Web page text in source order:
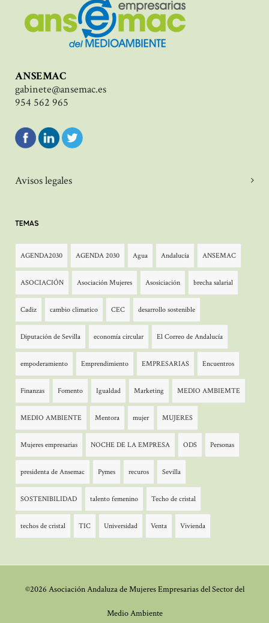
ANSEMAC
gabinete@ansemac.es
954 562 965
Avisos legales
TEMAS
AGENDA2030 AGENDA 2030 Agua Andalucía ANSEMAC
ASOCIACIÓN Asociación Mujeres Asosiciación brecha salarial
Cadiz cambio climatico CEC desarrollo sostenible
Diputación de Sevilla economía circular El Correo de Andalucía
empoderamiento Emprendimiento EMPRESARIAS Encuentros
Finanzas Fomento Igualdad Marketing MEDIO AMBIEMTE
MEDIO AMBIENTE Mentora mujer MUJERES
Mujeres empresarias NOCHE DE LA EMPRESA ODS Personas
presidenta de Ansemac Pymes recuros Sevilla
SOSTENIBILIDAD talento femenino Techo de cristal
techos de cristal TIC Universidad Venta Vivienda
©2026 Asociación Andaluza de Mujeres Empresarias del Sector del
Medio Ambiente